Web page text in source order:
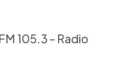
105.3 – Radio